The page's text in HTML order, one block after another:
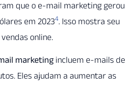
que o e-mail marketing gerou
em 20234. Isso mostra seu
online.
marketingincluem e-mails de
Eles ajudam a aumentar as